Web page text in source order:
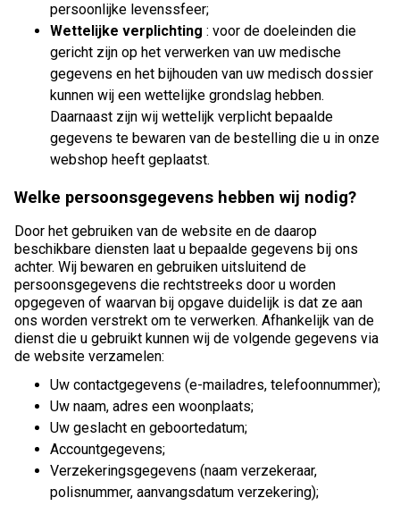
persoonlijke levenssfeer;
Wettelijke verplichting : voor de doeleinden die
gericht zijn op het verwerken van uw medische
gegevens en het bijhouden van uw medisch dossier
kunnen wij een wettelijke grondslag hebben.
Daarnaast zijn wij wettelijk verplicht bepaalde
gegevens te bewaren van de bestelling die u in onze
webshop heeft geplaatst.
Welke persoonsgegevens hebben wij nodig?
Door het gebruiken van de website en de daarop
beschikbare diensten laat u bepaalde gegevens bij ons
achter. Wij bewaren en gebruiken uitsluitend de
persoonsgegevens die rechtstreeks door u worden
opgegeven of waarvan bij opgave duidelijk is dat ze aan
ons worden verstrekt om te verwerken. Afhankelijk van de
dienst die u gebruikt kunnen wij de volgende gegevens via
de website verzamelen:
Uw contactgegevens (e-mailadres, telefoonnummer);
Uw naam, adres een woonplaats;
Uw geslacht en geboortedatum;
Accountgegevens;
Verzekeringsgegevens (naam verzekeraar,
polisnummer, aanvangsdatum verzekering);